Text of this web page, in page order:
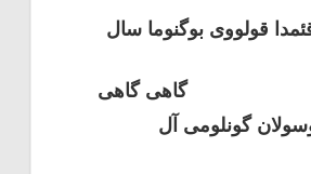
قولووی بوگنوما سال
گاهی گاهی
گونلومی آل